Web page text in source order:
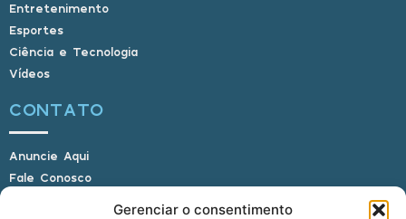
Gerenciar o consentimento
Entretenimento
Esportes
Ciência e Tecnologia
Vídeos
CONTATO
Anuncie Aqui
Fale Conosco